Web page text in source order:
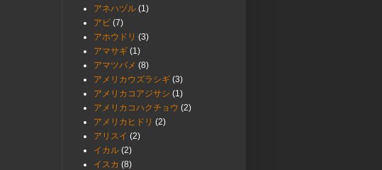
アネハヅル (1)
アビ (7)
アホウドリ (3)
アマサギ (1)
アマツバメ (8)
アメリカウズラシギ (3)
アメリカコアジサシ (1)
アメリカコハクチョウ (2)
アメリカヒドリ (2)
アリスイ (2)
イカル (2)
イスカ (8)